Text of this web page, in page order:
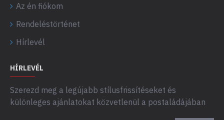
Az én fiókom
Rendeléstörténet
Hírlevél
HÍRLEVÉL
Szerezd meg a legújabb stílusfrissítéseket és
különleges ajánlatokat közvetlenül a postaládájában